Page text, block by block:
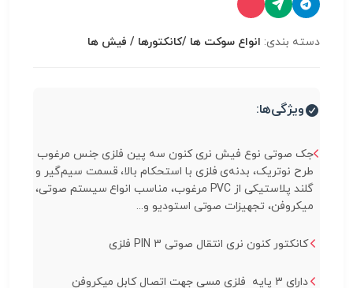
دسته بندی: انواع سوكت ها /کانکتورها / فیش ها
ویژگی‌ها:
جک صوتی نوع فیش نری کنون سه پین فلزی جنس مرغوب
طرح نوتریک، بدنه‌ی فلزی با استحکام بالا، قسمت سیم‌گیر و
گلند پلاستیکی از PVC مرغوب، مناسب انواع سیستم صوتی،
میکروفن، تجهیزات صوتی استودیو و...
کانکتور کنون نری انتقال صوتی 3 PIN فلزی
دارای 3 پایه فلزی مسی جهت اتصال کابل میکروفن